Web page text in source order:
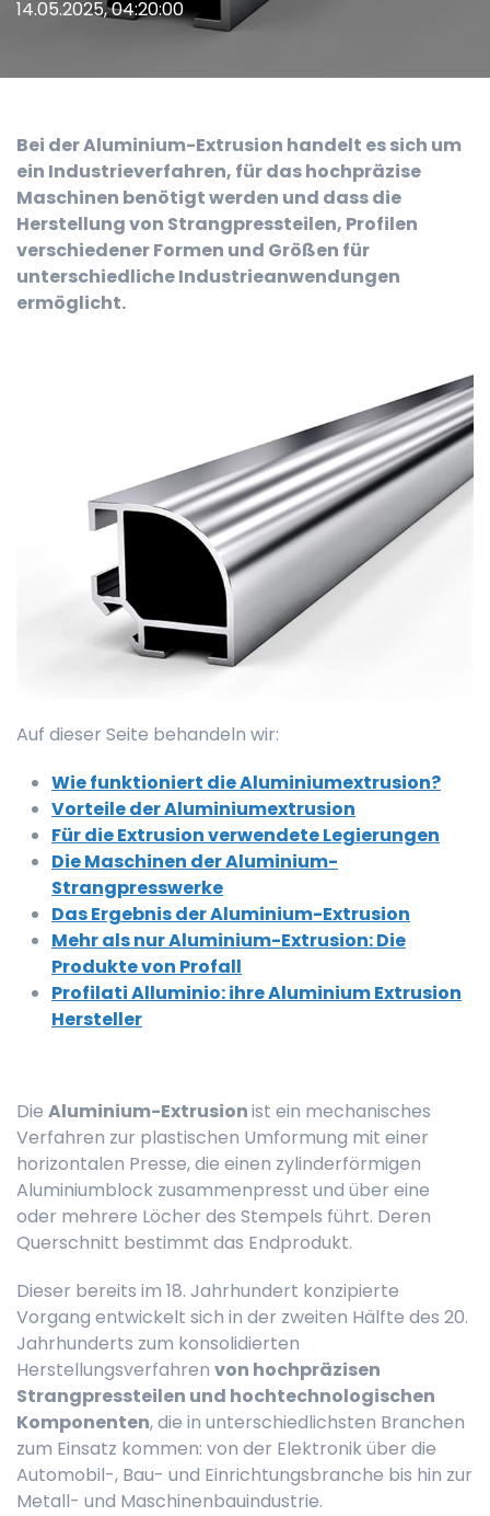
14.05.2025, 04:20:00
Bei der Aluminium-Extrusion handelt es sich um
ein Industrieverfahren, für das hochpräzise
Maschinen benötigt werden und dass die
Herstellung von Strangpressteilen, Profilen
verschiedener Formen und Größen für
unterschiedliche Industrieanwendungen
ermöglicht.
Auf dieser Seite behandeln wir:
Wie funktioniert die Aluminiumextrusion?
Vorteile der Aluminiumextrusion
Für die Extrusion verwendete Legierungen
Die Maschinen der Aluminium-
Strangpresswerke
Das Ergebnis der Aluminium-Extrusion
Mehr als nur Aluminium-Extrusion: Die
Produkte von Profall
Profilati Alluminio: ihre Aluminium Extrusion
Hersteller
Die Aluminium-Extrusionist ein mechanisches
Verfahren zur plastischen Umformung mit einer
horizontalen Presse, die einen zylinderförmigen
Aluminiumblock zusammenpresst und über eine
oder mehrere Löcher des Stempels führt. Deren
Querschnitt bestimmt das Endprodukt.
Dieser bereits im 18. Jahrhundert konzipierte
Vorgang entwickelt sich in der zweiten Hälfte des 20.
Jahrhunderts zum konsolidierten
Herstellungsverfahren von hochpräzisen
Strangpressteilen und hochtechnologischen
Komponenten, die in unterschiedlichsten Branchen
zum Einsatz kommen: von der Elektronik über die
Automobil-, Bau- und Einrichtungsbranche bis hin zur
Metall- und Maschinenbauindustrie.